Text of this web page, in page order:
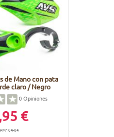
de Mano con pata
claro / Negro
0Opiniones
€
04